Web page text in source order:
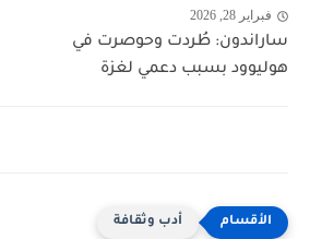
فبراير 28, 2026
ساراندون: طُردت وحوصرت في
هوليوود بسبب دعمي لغزة
أدب وثقافة